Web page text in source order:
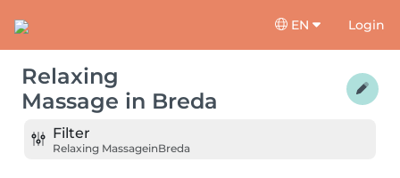
EN Login
Relaxing
Massage in Breda
Filter
Relaxing MassageinBreda